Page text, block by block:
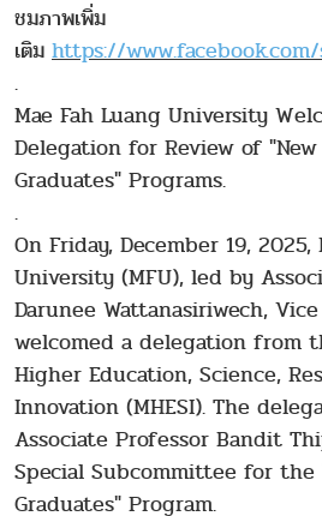
ชมภาพเพิ่ม
เติม https://
.
Mae Fah Luang University
Delegation for Review of
Graduates" Programs.
.
On Friday, December 19, 2025,
University (MFU), led by
Darunee Wattanasiriwech,
welcomed a delegation from
Higher Education, Science,
Innovation (MHESI). The
Associate Professor Bandit
Special Subcommittee for the
Graduates" Program.